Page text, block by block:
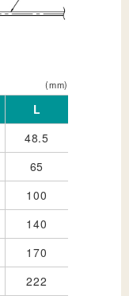
(mm)
L
48.5
65
100
140
170
222